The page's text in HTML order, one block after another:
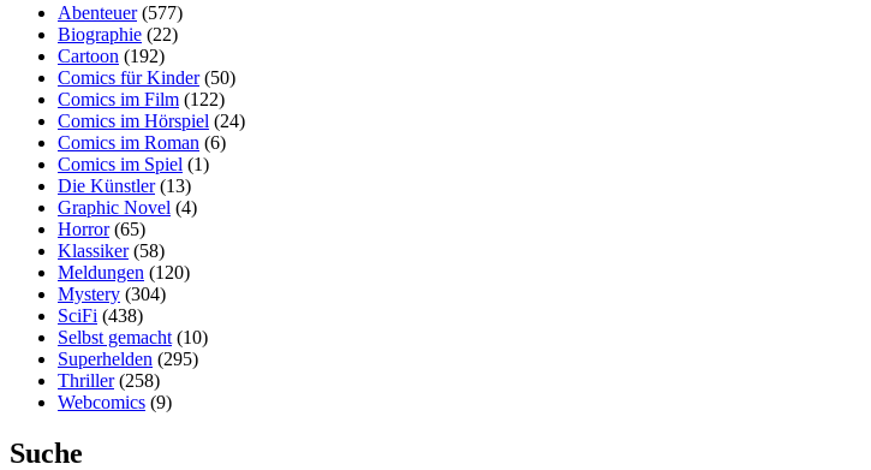
Abenteuer(577)
Biographie (22)
Cartoon (192)
Comics für Kinder(50)
Comics im Film (122)
Comics im Hörspiel (24)
Comics im Roman (6)
Comics im Spiel (1)
Die Künstler(13)
Graphic Novel (4)
Horror(65)
Klassiker(58)
Meldungen (120)
Mystery (304)
SciFi (438)
Selbst gemacht (10)
Superhelden (295)
Thriller(258)
Webcomics (9)
Suche